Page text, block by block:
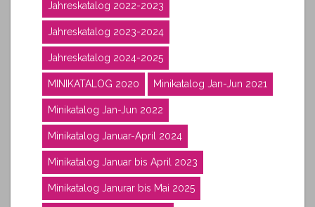
Jahreskatalog 2022-2023
Jahreskatalog 2023-2024
Jahreskatalog 2024-2025
MINIKATALOG 2020 Minikatalog Jan-Jun 2021
Minikatalog Jan-Jun 2022
Minikatalog Januar-April 2024
Minikatalog Januar bis April 2023
Minikatalog Janurar bis Mai 2025